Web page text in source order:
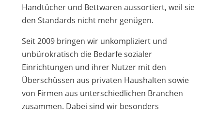
Handtücher und Bettwaren aussortiert, weil sie
den Standards nicht mehr genügen.
Seit 2009 bringen wir unkompliziert und
unbürokratisch die Bedarfe sozialer
Einrichtungen und ihrer Nutzer mit den
Überschüssen aus privaten Haushalten sowie
von Firmen aus unterschiedlichen Branchen
zusammen. Dabei sind wir besonders